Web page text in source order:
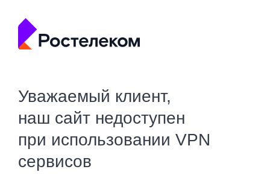
Уважаемый клиент,
наш сайт недоступен
при использовании VPN
сервисов